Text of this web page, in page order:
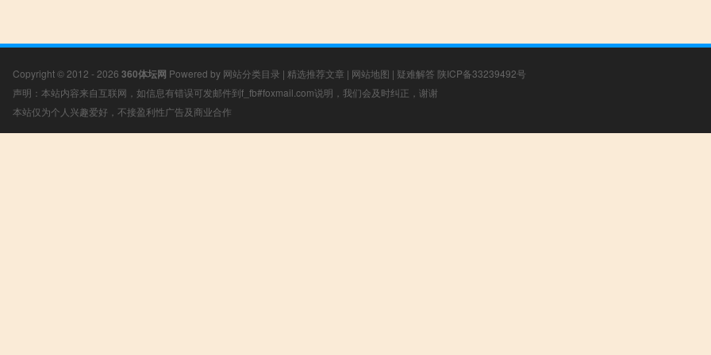
Copyright © 2012 - 2026 360体坛网 Powered by 网站分类目录 | 精选推荐文章 | 网站地图 | 疑难解答 陕ICP备33239492号
声明：本站内容来自互联网，如信息有错误可发邮件到f_fb#foxmail.com说明，我们会及时纠正，谢谢
本站仅为个人兴趣爱好，不接盈利性广告及商业合作